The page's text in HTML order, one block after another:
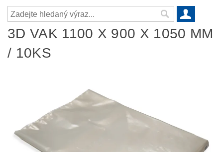
3D VAK 1100 X 900 X 1050 MM
/ 10KS